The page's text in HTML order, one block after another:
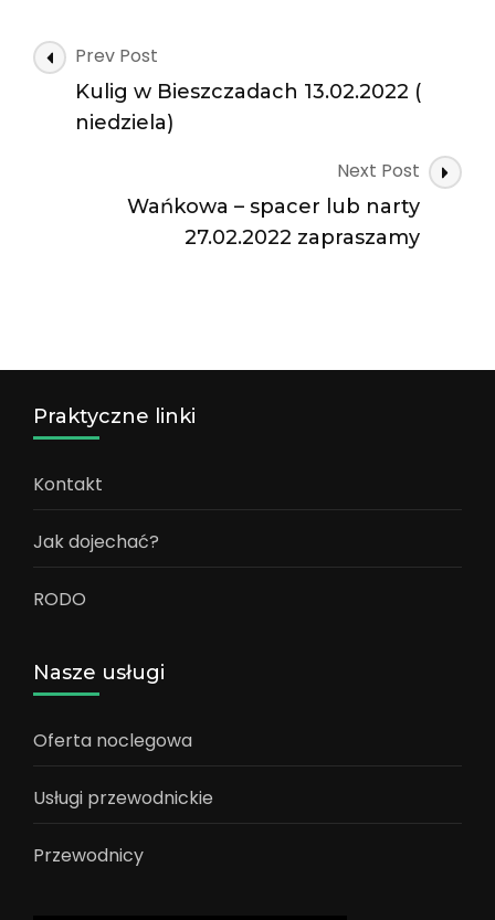
Post
Navigation
Prev Post
Kulig w Bieszczadach 13.02.2022 (
niedziela)
Next Post
Wańkowa – spacer lub narty
27.02.2022 zapraszamy
Praktyczne linki
Kontakt
Jak dojechać?
RODO
Nasze usługi
Oferta noclegowa
Usługi przewodnickie
Przewodnicy